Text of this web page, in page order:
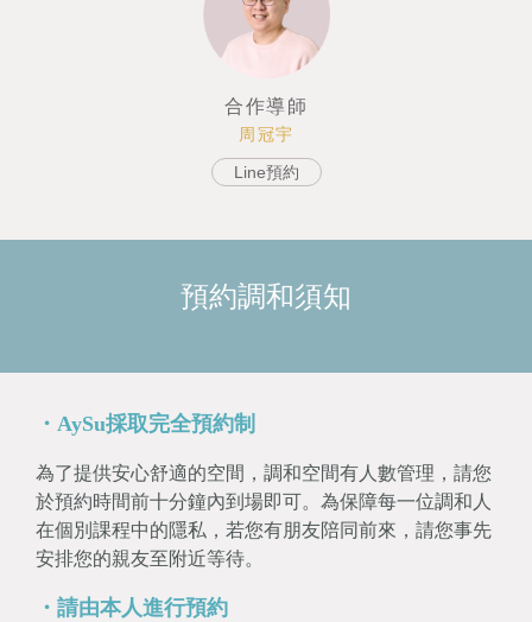
合作導師
周冠宇
Line預約
預約調和須知
・AySu採取完全預約制
為了提供安心舒適的空間，調和空間有人數管理，請您
於預約時間前十分鐘內到場即可。為保障每一位調和人
在個別課程中的隱私，若您有朋友陪同前來，請您事先
安排您的親友至附近等待。
・請由本人進行預約